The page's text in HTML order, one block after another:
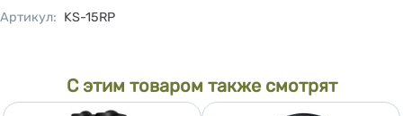
Артикул: KS-15RP
С этим товаром также смотрят